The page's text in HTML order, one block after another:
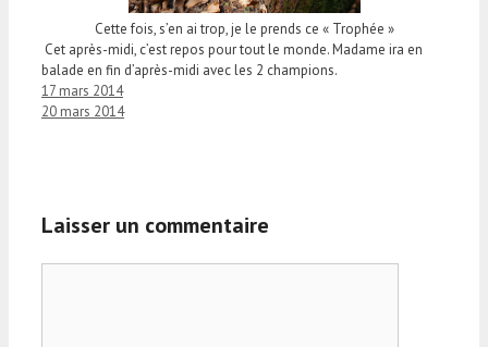
Cette fois, s’en ai trop, je le prends ce « Trophée »
Cet après-midi, c’est repos pour tout le monde. Madame ira en
balade en fin d’après-midi avec les 2 champions.
17 mars 2014
20 mars 2014
Laisser un commentaire